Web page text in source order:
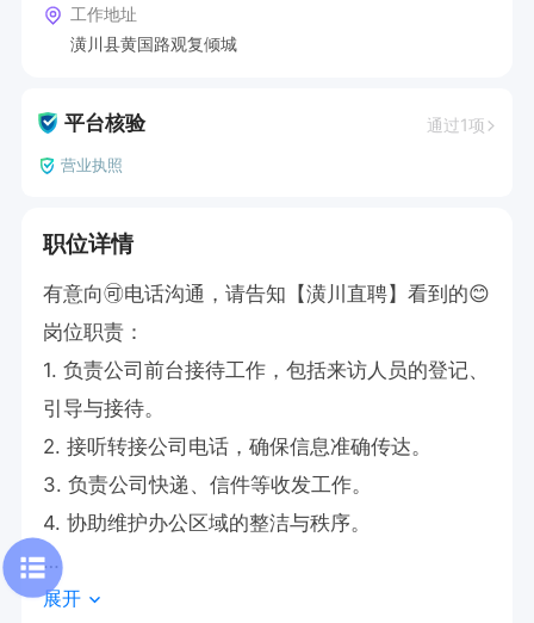
工作地址
潢川县黄国路观复倾城
平台核验 通过1项
营业执照
职位详情
有意向🉑电话沟通，请告知【潢川直聘】看到的😊
岗位职责：
1. 负责公司前台接待工作，包括来访人员的登记、
引导与接待。
2. 接听转接公司电话，确保信息准确传达。
3. 负责公司快递、信件等收发工作。
4. 协助维护办公区域的整洁与秩序。
工资：底薪+业绩提成+奖金（月薪2500-4000元/
展开